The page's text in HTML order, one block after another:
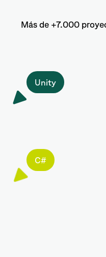
Más de +7.000
Unity
C#